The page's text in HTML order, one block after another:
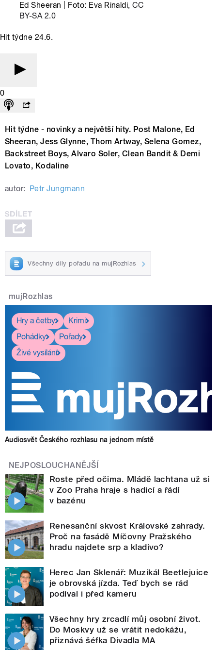
Ed Sheeran | Foto: Eva Rinaldi,CC
BY-SA 2.0
Hit týdne 24.6.
0
Hit týdne - novinky a největší hity. Post Malone, Ed
Sheeran, Jess Glynne, Thom Artway, Selena Gomez,
Backstreet Boys, Alvaro Soler, Clean Bandit & Demi
Lovato, Kodaline
autor: Petr Jungmann
Všechny díly pořadu na mujRozhlas
mujRozhlas
Hry a četby
Krimi
Pohádky
Pořady
Živé vysílání
Audiosvět Českého rozhlasu na jednom místě
NEJPOSLOUCHANĚJŠÍ
Roste před očima. Mládě lachtana už si
v Zoo Praha hraje s hadicí a řádí
v bazénu
Renesanční skvost Královské zahrady.
Proč na fasádě Míčovny Pražského
hradu najdete srp a kladivo?
Herec Jan Sklenář: Muzikál Beetlejuice
je obrovská jízda. Teď bych se rád
podíval i před kameru
Všechny hry zrcadlí můj osobní život.
Do Moskvy už se vrátit nedokážu,
přiznává šéfka Divadla MA